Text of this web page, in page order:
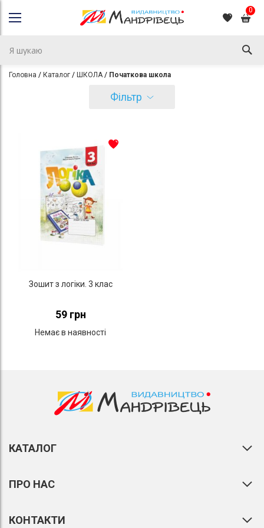
0
Головна Каталог ШКОЛА Початкова школа
Фільтр
Зошит з логіки. 3 клас
59 грн
Немає в наявності
КАТАЛОГ
ПРО НАС
КОНТАКТИ